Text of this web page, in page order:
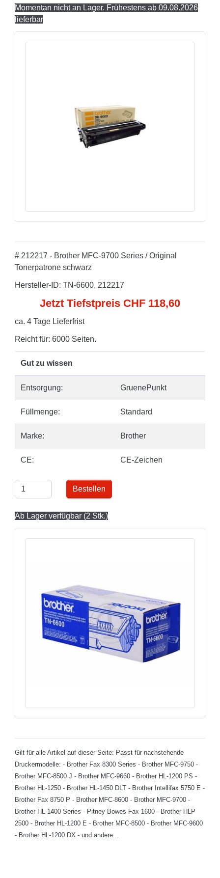
Momentan nicht an Lager. Frühestens ab 09.08.2026
lieferbar
# 212217 - Brother MFC-9700 Series / Original
Tonerpatrone schwarz
Hersteller-ID: TN-6600, 212217
Jetzt Tiefstpreis CHF 118,60
ca. 4 Tage Lieferfrist
Reicht für: 6000 Seiten.
Gut zu wissen
Entsorgung: GruenePunkt
Füllmenge: Standard
Marke: Brother
CE: CE-Zeichen
Bestellen
Ab Lager verfügbar (2 Stk.)
Gilt für alle Artikel auf dieser Seite: Passt für nachstehende
Druckermodelle: - Brother Fax 8300 Series - Brother MFC-9750 -
Brother MFC-8500 J - Brother MFC-9660 - Brother HL-1200 PS -
Brother HL-1250 - Brother HL-1450 DLT - Brother Intellifax 5750 E -
Brother Fax 8750 P - Brother MFC-8600 - Brother MFC-9700 -
Brother HL-1400 Series - Pitney Bowes Fax 1600 - Brother HLP
2500 - Brother HL-1200 E - Brother MFC-8500 - Brother MFC-9600
- Brother HL-1200 DX - und andere...